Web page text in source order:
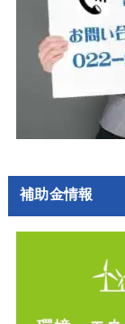
補助金情報